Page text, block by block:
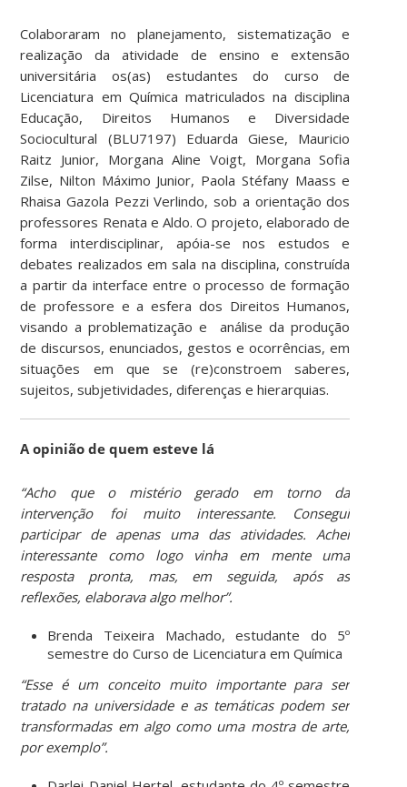
Colaboraram no planejamento, sistematização e
realização da atividade de ensino e extensão
universitária os(as) estudantes do curso de
Licenciatura em Química matriculados na disciplina
Educação, Direitos Humanos e Diversidade
Sociocultural (BLU7197) Eduarda Giese, Mauricio
Raitz Junior, Morgana Aline Voigt, Morgana Sofia
Zilse, Nilton Máximo Junior, Paola Stéfany Maass e
Rhaisa Gazola Pezzi Verlindo, sob a orientação dos
professores Renata e Aldo. O projeto, elaborado de
forma interdisciplinar, apóia-se nos estudos e
debates realizados em sala na disciplina, construída
a partir da interface entre o processo de formação
de professore e a esfera dos Direitos Humanos,
visando a problematização e análise da produção
de discursos, enunciados, gestos e ocorrências, em
situações em que se (re)constroem saberes,
sujeitos, subjetividades, diferenças e hierarquias.
A opinião de quem esteve lá
“Acho que o mistério gerado em torno da
intervenção foi muito interessante. Consegui
participar de apenas uma das atividades. Achei
interessante como logo vinha em mente uma
resposta pronta, mas, em seguida, após as
reflexões, elaborava algo melhor”.
Brenda Teixeira Machado, estudante do 5º
semestre do Curso de Licenciatura em Química
“Esse é um conceito muito importante para ser
tratado na universidade e as temáticas podem ser
transformadas em algo como uma mostra de arte,
por exemplo”.